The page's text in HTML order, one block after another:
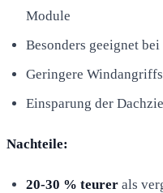
Module
Besonders geeignet
Geringere
Einsparung der
Nachteile:
20-30 % teurer als